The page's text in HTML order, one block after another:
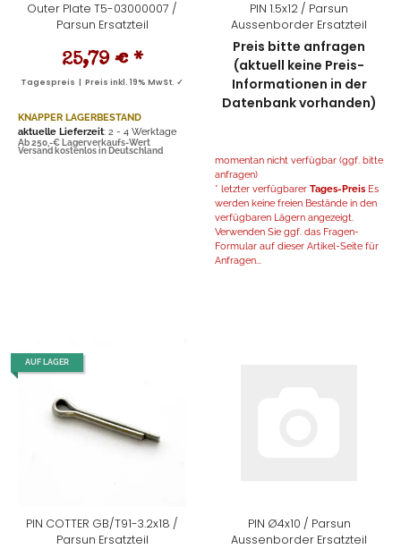
Outer Plate T5-03000007 /
Parsun Ersatzteil
25,79 € *
Tagespreis | Preis inkl. 19% MwSt. ✓
KNAPPER LAGERBESTAND
aktuelle Lieferzeit: 2 - 4 Werktage
Ab 250,-€ Lagerverkaufs-Wert
Versand kostenlos in Deutschland
PIN 1.5x12 / Parsun
Aussenborder Ersatzteil
Preis bitte anfragen
(aktuell keine Preis-
Informationen in der
Datenbank vorhanden)
momentan nicht verfügbar (ggf. bitte
anfragen)
* letzter verfügbarer Tages-Preis Es
werden keine freien Bestände in den
verfügbaren Lägern angezeigt.
Verwenden Sie ggf. das Fragen-
Formular auf dieser Artikel-Seite für
Anfragen...
AUF LAGER
PIN COTTER GB/T91-3.2x18 /
Parsun Ersatzteil
PIN Ø4x10 / Parsun
Aussenborder Ersatzteil